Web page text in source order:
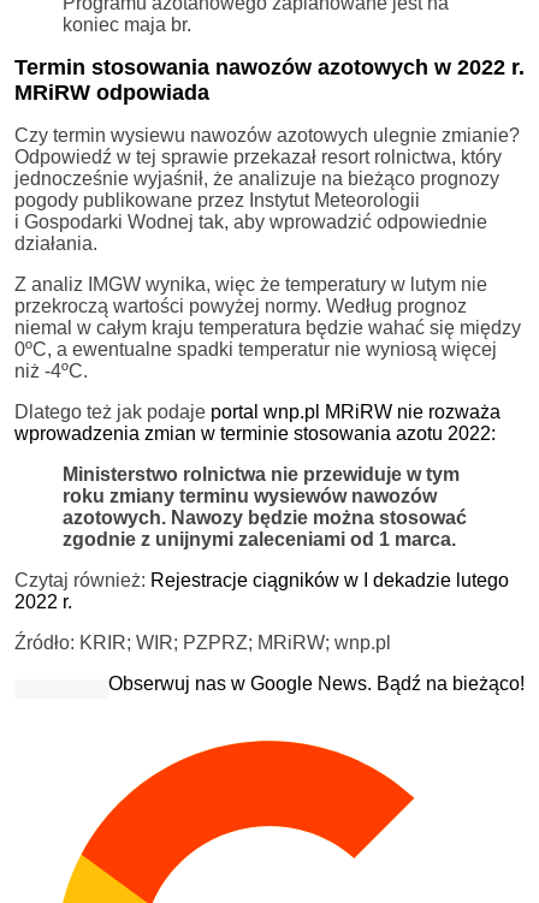
koniec maja br.
Termin stosowania nawozów azotowych w 2022 r.
MRiRW odpowiada
Czy termin wysiewu nawozów azotowych ulegnie zmianie?
Odpowiedź w tej sprawie przekazał resort rolnictwa, który
jednocześnie wyjaśnił, że analizuje na bieżąco prognozy
pogody publikowane przez Instytut Meteorologii
i Gospodarki Wodnej tak, aby wprowadzić odpowiednie
działania.
Z analiz IMGW wynika, więc że temperatury w lutym nie
przekroczą wartości powyżej normy. Według prognoz
niemal w całym kraju temperatura będzie wahać się między
0ºC, a ewentualne spadki temperatur nie wyniosą więcej
niż -4ºC.
Dlatego też jak podaje portal wnp.pl MRiRW nie rozważa
wprowadzenia zmian w terminie stosowania azotu 2022:
Ministerstwo rolnictwa nie przewiduje w tym
roku zmiany terminu wysiewów nawozów
azotowych. Nawozy będzie można stosować
zgodnie z unijnymi zaleceniami od 1 marca.
Czytaj również: Rejestracje ciągników w I dekadzie lutego
2022 r.
Źródło: KRIR; WIR; PZPRZ; MRiRW; wnp.pl
Obserwuj nas w Google News. Bądź na bieżąco!